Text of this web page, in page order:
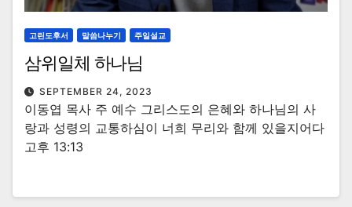
고린도후서 말씀나누기 주일설교
삼위일체 하나님
SEPTEMBER 24, 2023
이동엽 목사 주 예수 그리스도의 은혜와 하나님의 사
랑과 성령의 교통하심이 너희 무리와 함께 있을지어다
고후 13:13